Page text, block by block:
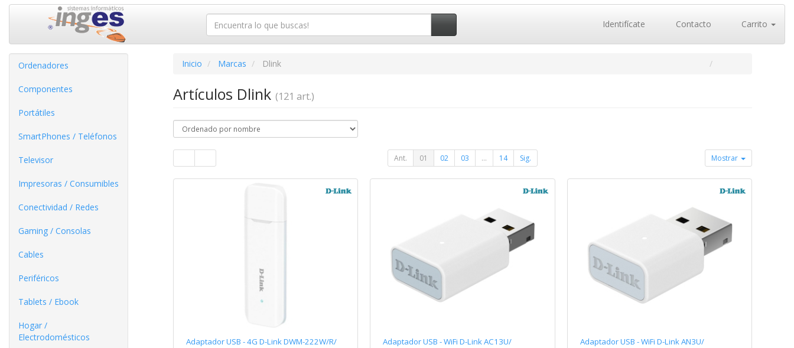
Identifícate Contacto Carrito
Ordenadores
Componentes
Portátiles
SmartPhones / Teléfonos
Televisor
Impresoras / Consumibles
Conectividad / Redes
Gaming / Consolas
Cables
Periféricos
Tablets / Ebook
Hogar /
Electrodomésticos
Inicio Marcas Dlink
Artículos Dlink (121 art.)
Ant. 01 02 03 ... 14 Sig. Mostrar
Adaptador USB - 4G D-Link DWM-222W/R/
Adaptador USB - WiFi D-Link AC13U/
Adaptador USB - WiFi D-Link AN3U/